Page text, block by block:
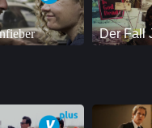
Der Fall